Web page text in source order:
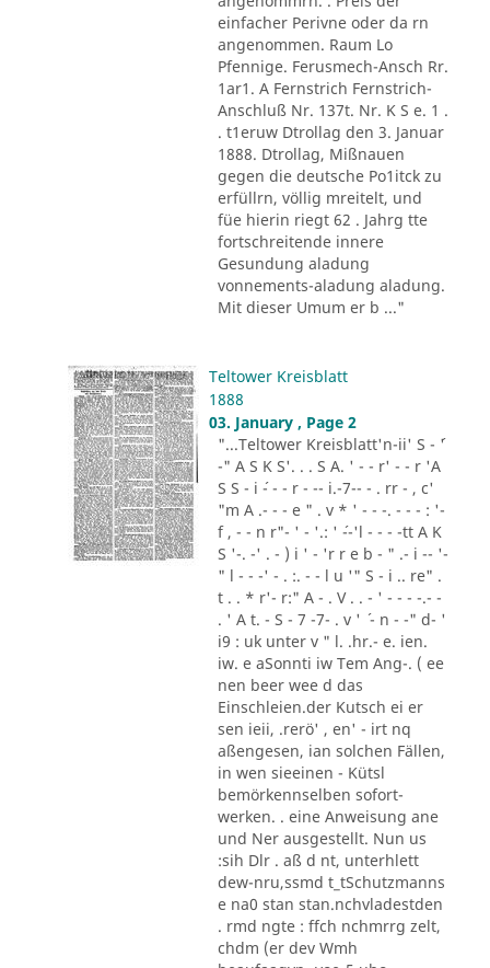
einfacher Perivne oder da rn
angenommen. Raum Lo
Pfennige. Ferusmech-Ansch Rr.
1ar1. A Fernstrich Fernstrich-
Anschluß Nr. 137t. Nr. K S e. 1 .
. t1eruw Dtrollag den 3. Januar
1888. Dtrollag, Mißnauen
gegen die deutsche Po1itck zu
erfüllrn, völlig mreitelt, und
füe hierin riegt 62 . Jahrg tte
fortschreitende innere
Gesundung aladung
vonnements-aladung aladung.
Mit dieser Umum er b ..."
Teltower Kreisblatt
1888
03. January , Page 2
"...Teltower Kreisblatt'n-ii' S - ´'
-" A S K S'. . . S A. ' - - r' - - r 'A
S S - i ´- - - r - -- i.-7-- - . rr - , c'
"m A .- - - e " . v * ' - - -. - - - : '-
f , - - n r"- ' - '.: ' ´--'l - - - -tt A K
S '-. -' . - ) i ' - 'r r e b - " .- i -- '-
" l - - -' - . :. - - l u '" S - i .. re" .
t . . * r'- r:" A - . V . . - ' - - - -.- -
. ' A t. - S - 7 -7- . v ' ´ - n - -" d- '
i9 : uk unter v " l. .hr.- e. ien.
iw. e aSonnti iw Tem Ang-. ( ee
nen beer wee d das
Einschleien.der Kutsch ei er
sen ieii, .rerö' , en' - irt nq
aßengesen, ian solchen Fällen,
in wen sieeinen - Kütsl
bemörkennselben sofort-
werken. . eine Anweisung ane
und Ner ausgestellt. Nun us
:sih Dlr . aß d nt, unterhlett
dew-nru,ssmd t_tSchutzmanns
e na0 stan stan.nchvladestden
. rmd ngte : ffch nchmrrg zelt,
chdm (er dev Wmh